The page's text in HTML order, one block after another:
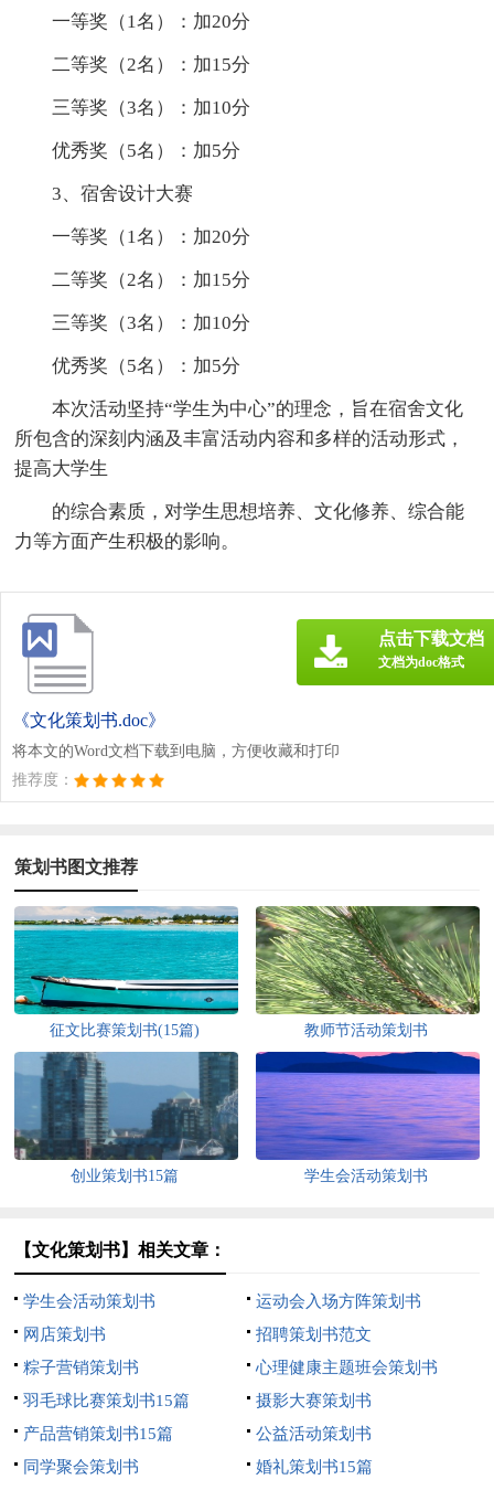
一等奖（1名）：加20分
二等奖（2名）：加15分
三等奖（3名）：加10分
优秀奖（5名）：加5分
3、宿舍设计大赛
一等奖（1名）：加20分
二等奖（2名）：加15分
三等奖（3名）：加10分
优秀奖（5名）：加5分
本次活动坚持“学生为中心”的理念，旨在宿舍文化
所包含的深刻内涵及丰富活动内容和多样的活动形式，
提高大学生
的综合素质，对学生思想培养、文化修养、综合能
力等方面产生积极的影响。
《文化策划书.doc》
将本文的Word文档下载到电脑，方便收藏和打印
推荐度：
点击下载文档
文档为doc格式
策划书图文推荐
征文比赛策划书(15篇) 教师节活动策划书
创业策划书15篇 学生会活动策划书
【文化策划书】相关文章：
学生会活动策划书
运动会入场方阵策划书
网店策划书
招聘策划书范文
粽子营销策划书
心理健康主题班会策划书
羽毛球比赛策划书15篇
摄影大赛策划书
产品营销策划书15篇
公益活动策划书
同学聚会策划书
婚礼策划书15篇